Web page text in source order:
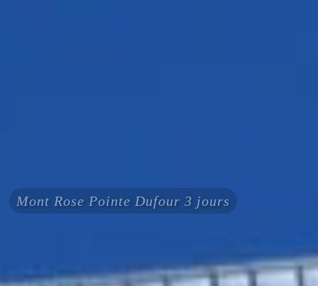
Mont Rose Pointe Dufour 3 jours